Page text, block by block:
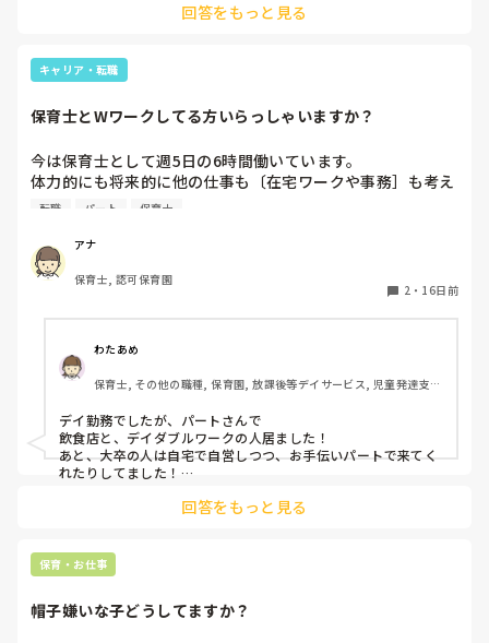
体勢が変わり泣くこともありますが、せめて横向きにしたり、
しばらく泣くかもですが、根気よくトントンしてると寝付けま
すよ。
回答をもっと見る
キャリア・転職
保育士とWワークしてる方いらっしゃいますか？
今は保育士として週5日の6時間働いています。
体力的にも将来的に他の仕事も〔在宅ワークや事務］も考え
ていますが、保育の仕事も嫌いではないので、週2.3に減ら
Wワークで保育士として働いている方いましたら、どんなお
仕事をしているか教えて頂けませんか？
また、社会保険等は収入の多い方で入っているのでしょう
よろしくお願いします。
転職 パート 保育士
アナ
保育士, 認可保育園
2・ 16日前
わたあめ
保育士, その他の職種, 保育園, 放課後等デイサービス, 児童発達支援
デイ勤務でしたが、パートさんで
飲食店と、デイダブルワークの人居ました！
あと、大卒の人は自宅で自営しつつ、お手伝いパートで来てく
れたりしてました！
保育園勤務の時は、ダブルワークしてる方が居ませんでした🥺
雇用保険は勤務時間によってはついてました！
回答をもっと見る
保育・お仕事
帽子嫌いな子どうしてますか？